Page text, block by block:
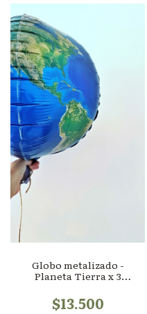
Globo metalizado -
Planeta Tierra x 3
$13.500